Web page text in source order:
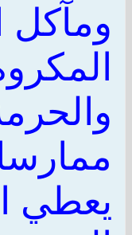
ومآكل
يعطي